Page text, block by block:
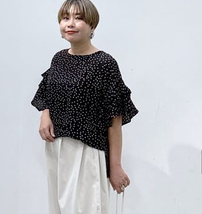
ロング・マキシ丈
すべて見る
タンクトップ・キャミソール
デニムパンツ
その他のパンツ